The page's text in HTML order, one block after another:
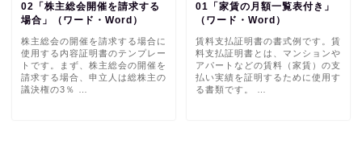
02「株主総会開催を請求する
場合」（ワード・Word）
株主総会の開催を請求する場合に
使用する内容証明書のテンプレー
トです。まず、株主総会の開催を
請求する場合、申立人は総株主の
議決権の3％ …
01「家賃の月額一覧表付き」
（ワード・Word）
賃料支払証明書の書式例です。賃
料支払証明書とは、マンションや
アパートなどの賃料（家賃）の支
払い実績を証明するために使用す
る書類です。 …